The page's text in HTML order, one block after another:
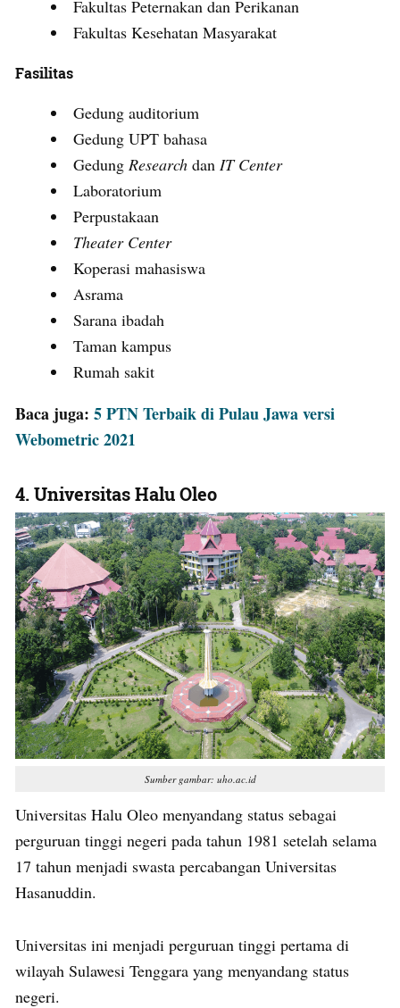
Fakultas Peternakan dan Perikanan
Fakultas Kesehatan Masyarakat
Fasilitas
Gedung auditorium
Gedung UPT bahasa
Gedung Research dan IT Center
Laboratorium
Perpustakaan
Theater Center
Koperasi mahasiswa
Asrama
Sarana ibadah
Taman kampus
Rumah sakit
Baca juga: 5 PTN Terbaik di Pulau Jawa versi
Webometric 2021
4.Universitas Halu Oleo
Sumber gambar: uho.ac.id
Universitas Halu Oleo menyandang status sebagai
perguruan tinggi negeri pada tahun 1981 setelah selama
17 tahun menjadi swasta percabangan Universitas
Hasanuddin.
Universitas ini menjadi perguruan tinggi pertama di
wilayah Sulawesi Tenggara yang menyandang status
negeri.